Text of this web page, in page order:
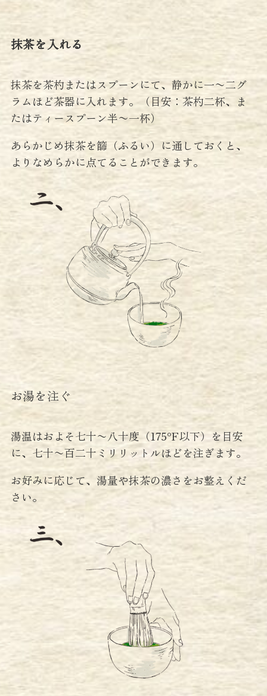
抹茶を入れる
抹茶を茶杓またはスプーンにて、静かに一〜二グ
ラムほど茶器に入れます。（目安：茶杓二杯、ま
たはティースプーン半〜一杯）
あらかじめ抹茶を篩（ふるい）に通しておくと、
よりなめらかに点てることができます。
お湯を注ぐ
湯温はおよそ七十〜八十度（175°F以下）を目安
に、七十〜百二十ミリリットルほどを注ぎます。
お好みに応じて、湯量や抹茶の濃さをお整えくだ
さい。